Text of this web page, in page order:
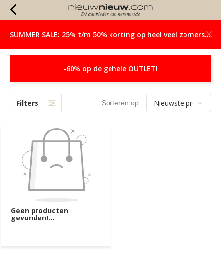
SUMMER SALE: 25% t/m 50% korting op heel veel zomerse items!
Calvin Klein Jassen
-60% op de gehele OUTLET!
Filters Sorteren op:
Geen producten
gevonden!...